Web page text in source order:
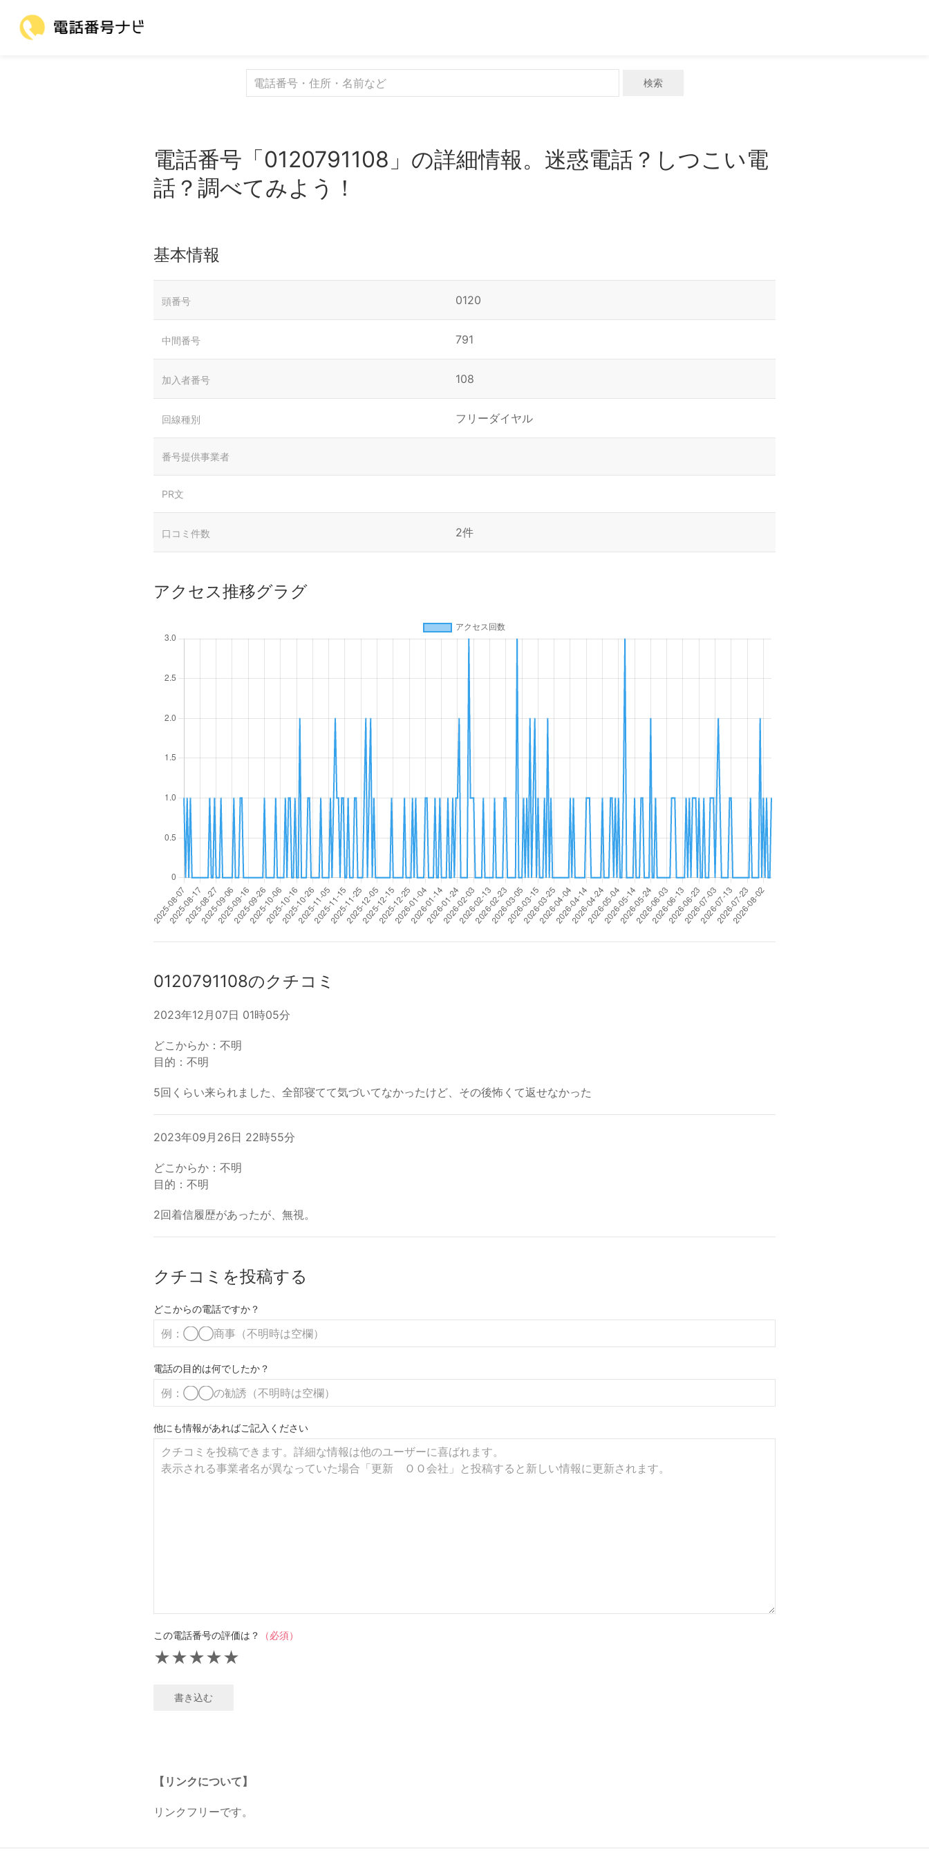
検索
電話番号「0120791108」の詳細情報。迷惑電話？しつこい電
話？調べてみよう！
基本情報
頭番号 0120
中間番号 791
加入者番号 108
回線種別 フリーダイヤル
番号提供事業者
PR文
口コミ件数 2件
アクセス推移グラグ
0120791108のクチコミ
2023年12月07日 01時05分
どこからか：不明
目的：不明
5回くらい来られました、全部寝てて気づいてなかったけど、その後怖くて返せなかった
2023年09月26日 22時55分
どこからか：不明
目的：不明
2回着信履歴があったが、無視。
クチコミを投稿する
どこからの電話ですか？
電話の目的は何でしたか？
他にも情報があればご記入ください
この電話番号の評価は？ （必須）
★
★
★
★
★
書き込む
【リンクについて】
リンクフリーです。